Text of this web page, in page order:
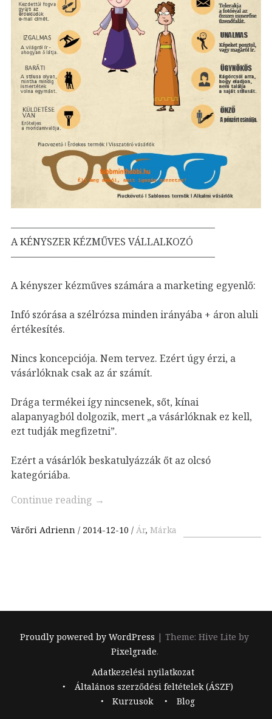
—————————————————————
A KÉNYSZER KÉZMŰVES VÁLLALKOZÓ
—————————————————————
A kényszer kézműves számára a marketing egyenlő:
Infó szórása a szélrózsa mindenirányába + áron aluli
értékesítés.
Nincs koncepciója. Nem tervez. Ezért úgy érzi, a
vásárlóknak csak az ár számít.
Drága termékei így nincsenek, sőt, kínai
alapanyagból dolgozik, mert „a vásárlóknak ez kell,
ezt tudják megfizetni”.
Ezért a vásárlók beskatulyázzák őt az olcsó
kategóriába.
Continue reading →
Várőri Adrienn 2014-12-10 Ár, Márka
Proudly powered by WordPress |Theme: Hive Lite by
Pixelgrade.
Adatkezelési nyilatkozat
Általános szerződési feltételek (ÁSZF)
Kurzusok
Blog